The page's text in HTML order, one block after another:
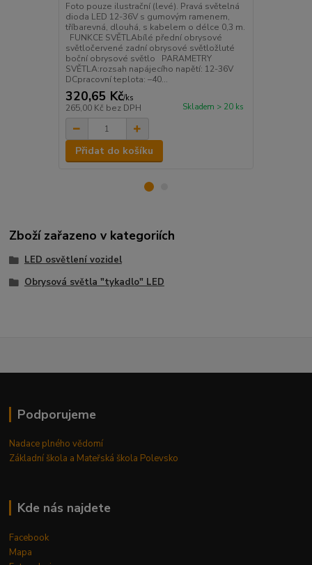
Foto pouze ilustrační (levé). Pravá světelná
dioda LED 12-36V s gumovým ramenem,
tříbarevná, dlouhá, s kabelem o délce 0,3 m.
FUNKCE SVĚTLAbílé přední obrysové
světločervené zadní obrysové světložluté
boční obrysové světlo PARAMETRY
SVĚTLA:rozsah napájecího napětí: 12-36V
DCpracovní teplota: –40...
320,65 Kč/ks
265,00 Kč bez DPH Skladem > 20 ks
Přidat do košíku
Zboží zařazeno v kategoriích
LED osvětlení vozidel
Obrysová světla "tykadlo" LED
Podporujeme
Nadace plného vědomí
Základní škola a Mateřská škola Polevsko
Kde nás najdete
Facebook
Mapa